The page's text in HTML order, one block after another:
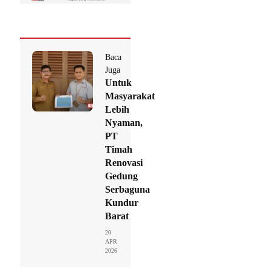
Baca
Juga
Untuk
Masyarakat
Lebih
Nyaman,
PT
Timah
Renovasi
Gedung
Serbaguna
Kundur
Barat
20
APR
2026